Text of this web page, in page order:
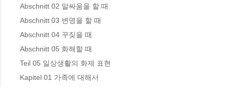
Abschnitt 02 말싸움을 할 때
Abschnitt 03 변명을 할 때
Abschnitt 04 꾸짖을 때
Abschnitt 05 화해할 때
Teil 05 일상생활의 화제 표현
Kapitel 01 가족에 대해서